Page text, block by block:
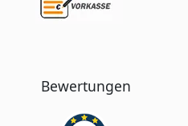
Bewertungen